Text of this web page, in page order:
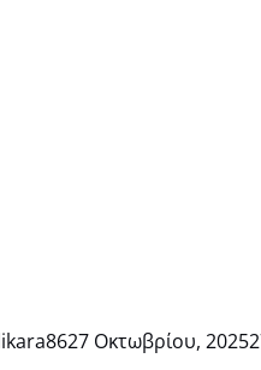
27 Οκτωβρίου, 2025